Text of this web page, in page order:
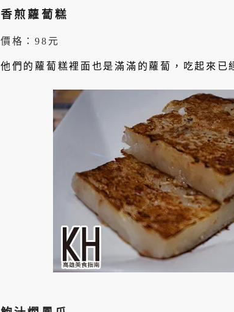
香煎蘿蔔糕
價格：98元
他們的蘿蔔糕裡面也是滿滿的蘿蔔，吃起來已